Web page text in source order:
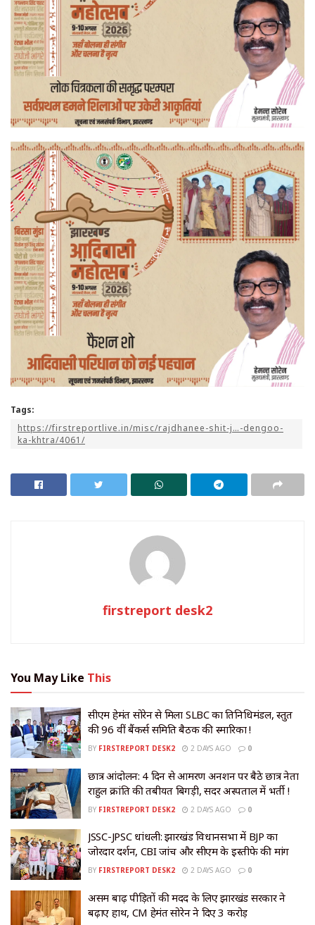
Tags:
https://firstreportlive.in/misc/rajdhanee-shit-j…-dengoo-
ka-khtra/4061/
firstreport desk2
You May Like This
सीएम हेमंत सोरेन से मिला SLBC का प्रतिनिधिमंडल, प्रस्तुत
की 96 वीं बैंकर्स समिति बैठक की स्मारिका !
BY FIRSTREPORT DESK2 2 DAYS AGO 0
छात्र आंदोलन: 4 दिन से आमरण अनशन पर बैठे छात्र नेता
राहुल क्रांति की तबीयत बिगड़ी, सदर अस्पताल में भर्ती !
BY FIRSTREPORT DESK2 2 DAYS AGO 0
JSSC-JPSC धांधली: झारखंड विधानसभा में BJP का
जोरदार प्रदर्शन, CBI जांच और सीएम के इस्तीफे की मांग
BY FIRSTREPORT DESK2 2 DAYS AGO 0
असम बाढ़ पीड़ितों की मदद के लिए झारखंड सरकार ने
बढ़ाए हाथ, CM हेमंत सोरेन ने दिए ₹3 करोड़